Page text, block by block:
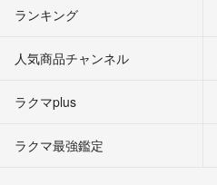
ランキング
人気商品チャンネル
ラクマplus
ラクマ最強鑑定